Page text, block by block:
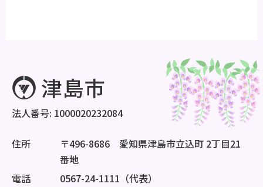
法人番号: 1000020232084
住所
〒496-8686 愛知県津島市立込町 2丁目21
番地
電話
0567-24-1111（代表）